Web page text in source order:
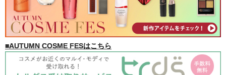
■AUTUMN COSME FESはこちら